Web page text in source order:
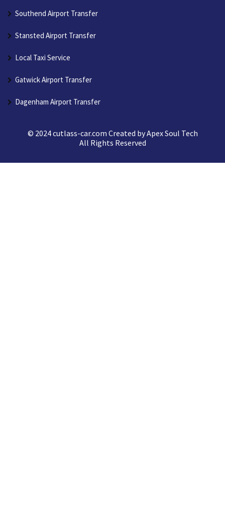
Southend Airport Transfer
Stansted Airport Transfer
Local Taxi Service
Gatwick Airport Transfer
Dagenham Airport Transfer
© 2024 cutlass-car.com Created byApex Soul Tech
All Rights Reserved